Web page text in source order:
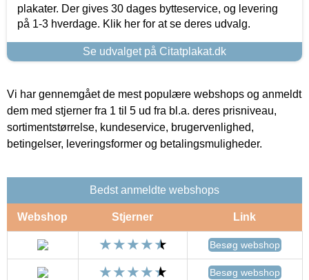
plakater. Der gives 30 dages bytteservice, og levering
på 1-3 hverdage. Klik her for at se deres udvalg.
Se udvalget på Citatplakat.dk
Vi har gennemgået de mest populære webshops og anmeldt
dem med stjerner fra 1 til 5 ud fra bl.a. deres prisniveau,
sortimentstørrelse, kundeservice, brugervenlighed,
betingelser, leveringsformer og betalingsmuligheder.
Bedst anmeldte webshops
Webshop Stjerner Link
Besøg webshop
Besøg webshop